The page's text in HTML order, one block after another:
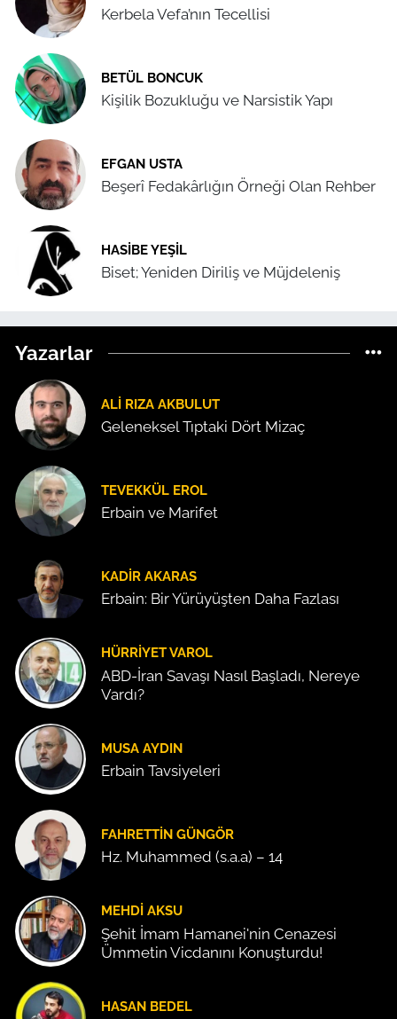
Kerbela Vefa’nın Tecellisi
BETÜL BONCUK
Kişilik Bozukluğu ve Narsistik Yapı
EFGAN USTA
Beşerî Fedakârlığın Örneği Olan Rehber
HASIBE YEŞIL
Biset; Yeniden Diriliş ve Müjdeleniş
Yazarlar
ALI RIZA AKBULUT
Geleneksel Tıptaki Dört Mizaç
TEVEKKÜL EROL
Erbain ve Marifet
KADIR AKARAS
Erbain: Bir Yürüyüşten Daha Fazlası
HÜRRIYET VAROL
ABD-İran Savaşı Nasıl Başladı, Nereye
Vardı?
MUSA AYDIN
Erbain Tavsiyeleri
FAHRETTIN GÜNGÖR
Hz. Muhammed (s.a.a) – 14
MEHDI AKSU
Şehit İmam Hamanei'nin Cenazesi
Ümmetin Vicdanını Konuşturdu!
HASAN BEDEL